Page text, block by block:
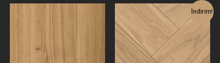
İndirim!
Orijinal
fiyat:
9.700,00₺.
Şu
andaki
fiyat: